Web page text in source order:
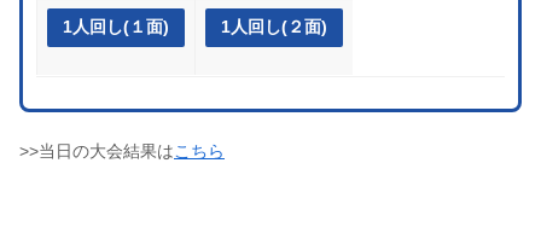
1人回し(１面) 1人回し(２面)
>>当日の大会結果はこちら